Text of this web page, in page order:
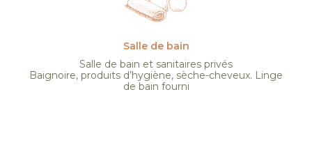
Salle de bain
Salle de bain et sanitaires privés
Baignoire, produits d’hygiène, sèche-cheveux. Linge
de bain fourni